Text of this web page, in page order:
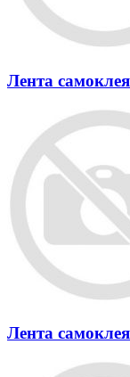
Лента
Лента